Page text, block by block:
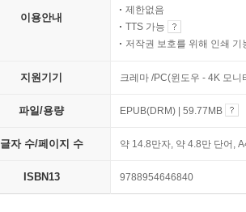
이용안내
제한없음
TTS 가능
저작권 보호를 위해 인쇄 기
지원기기 크레마 /PC(윈도우 - 4K 모
파일/용량 EPUB(DRM) | 59.77MB
글자 수/페이지 수 약 14.8만자, 약 4.8만 단어,
ISBN13 9788954646840